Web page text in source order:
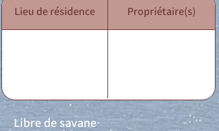
Lieu de résidence Propriétaire(s)
Libre de savane